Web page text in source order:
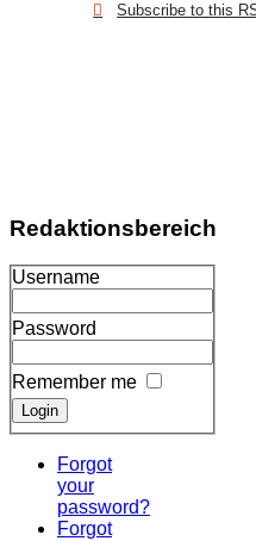
Subscribe to this
Redaktionsbereich
Username
Password
Remember me
Forgot
your
password?
Forgot